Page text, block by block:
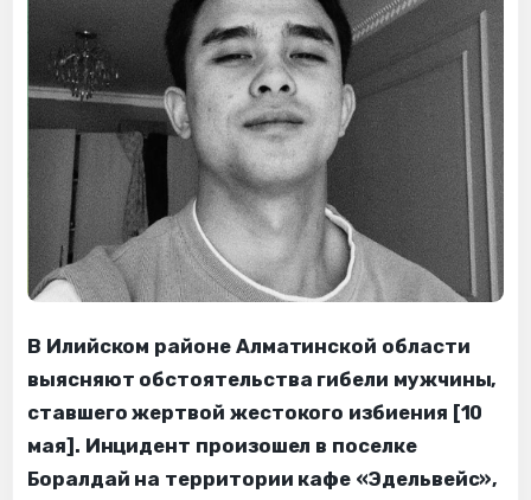
В Илийском районе Алматинской области
выясняют обстоятельства гибели мужчины,
ставшего жертвой жестокого избиения [10
мая]. Инцидент произошел в поселке
Боралдай на территории кафе «Эдельвейс»,